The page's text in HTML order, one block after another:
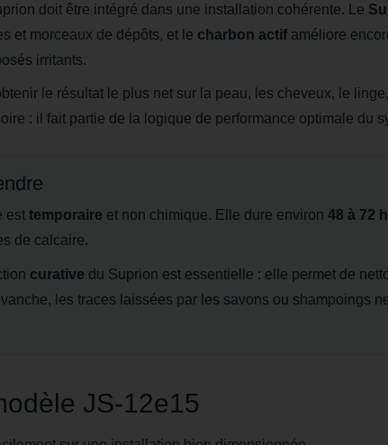
doit être intégré dans une installation cohérente. Le
et morceaux de dépôts, et le charbon actif améliore
irritants.
le résultat le plus net sur la peau, les cheveux, le
: il fait partie de la logique de performance optimale du
est temporaire et non chimique. Elle dure environ 48 à 72
de calcaire.
curative du Suprion est essentielle : elle permet de
les traces laissées par les savons ou shampoings
JS-12e15